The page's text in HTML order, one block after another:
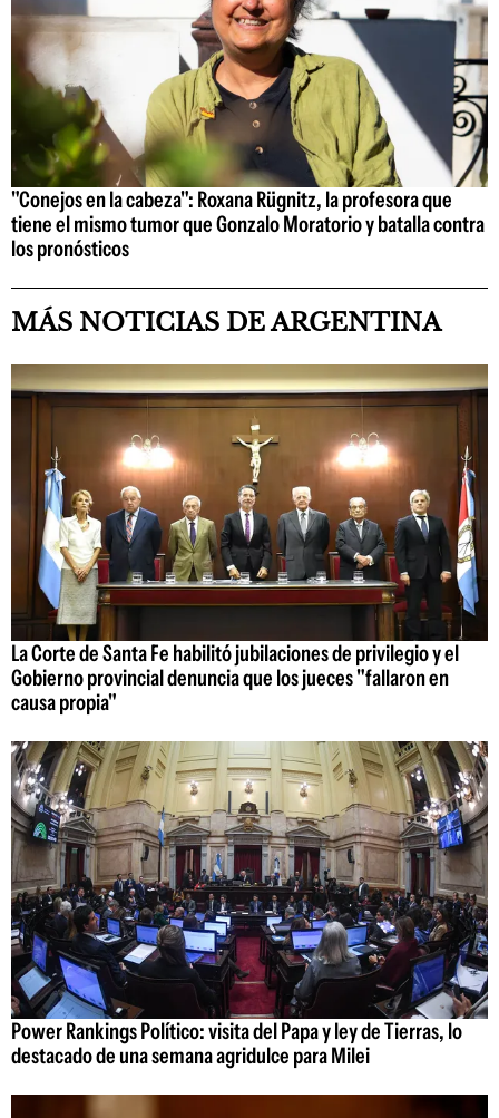
"Conejos en la cabeza": Roxana Rügnitz, la profesora que
tiene el mismo tumor que Gonzalo Moratorio y batalla contra
los pronósticos
MÁS NOTICIAS DE ARGENTINA
La Corte de Santa Fe habilitó jubilaciones de privilegio y el
Gobierno provincial denuncia que los jueces "fallaron en
causa propia"
Power Rankings Político: visita del Papa y ley de Tierras, lo
destacado de una semana agridulce para Milei